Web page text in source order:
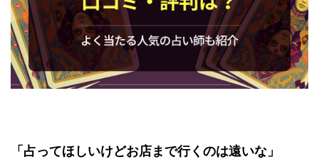
「占ってほしいけどお店まで行くのは遠いな」